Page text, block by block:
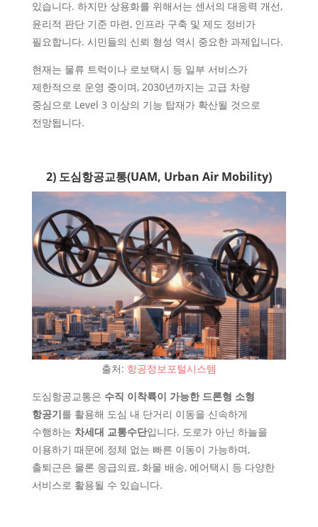
있습니다. 하지만 상용화를 위해서는 센서의 대응력 개선,
윤리적 판단 기준 마련, 인프라 구축 및 제도 정비가
필요합니다. 시민들의 신뢰 형성 역시 중요한 과제입니다.
현재는 물류 트럭이나 로보택시 등 일부 서비스가
제한적으로 운영 중이며, 2030년까지는 고급 차량
중심으로 Level 3 이상의 기능 탑재가 확산될 것으로
전망됩니다.
2) 도심항공교통(UAM, Urban Air Mobility)
출처: 항공정보포털시스템
도심항공교통은 수직 이착륙이 가능한 드론형 소형
항공기를 활용해 도심 내 단거리 이동을 신속하게
수행하는 차세대 교통수단입니다. 도로가 아닌 하늘을
이용하기 때문에 정체 없는 빠른 이동이 가능하며,
출퇴근은 물론 응급의료, 화물 배송, 에어택시 등 다양한
서비스로 활용될 수 있습니다.